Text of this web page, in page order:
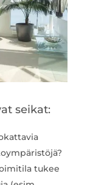
seikat:
tukee